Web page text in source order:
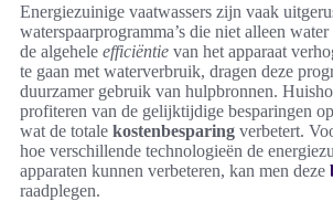
Energiezuinige vaatwassers zijn vaak
waterspaarprogramma’s die niet alleen
de algehele efficiëntie van het apparaat
te gaan met waterverbruik, dragen deze
duurzamer gebruik van hulpbronnen.
profiteren van de gelijktijdige besparingen
wat de totale kostenbesparing verbetert.
hoe verschillende technologieën de
apparaten kunnen verbeteren, kan men deze
raadplegen.